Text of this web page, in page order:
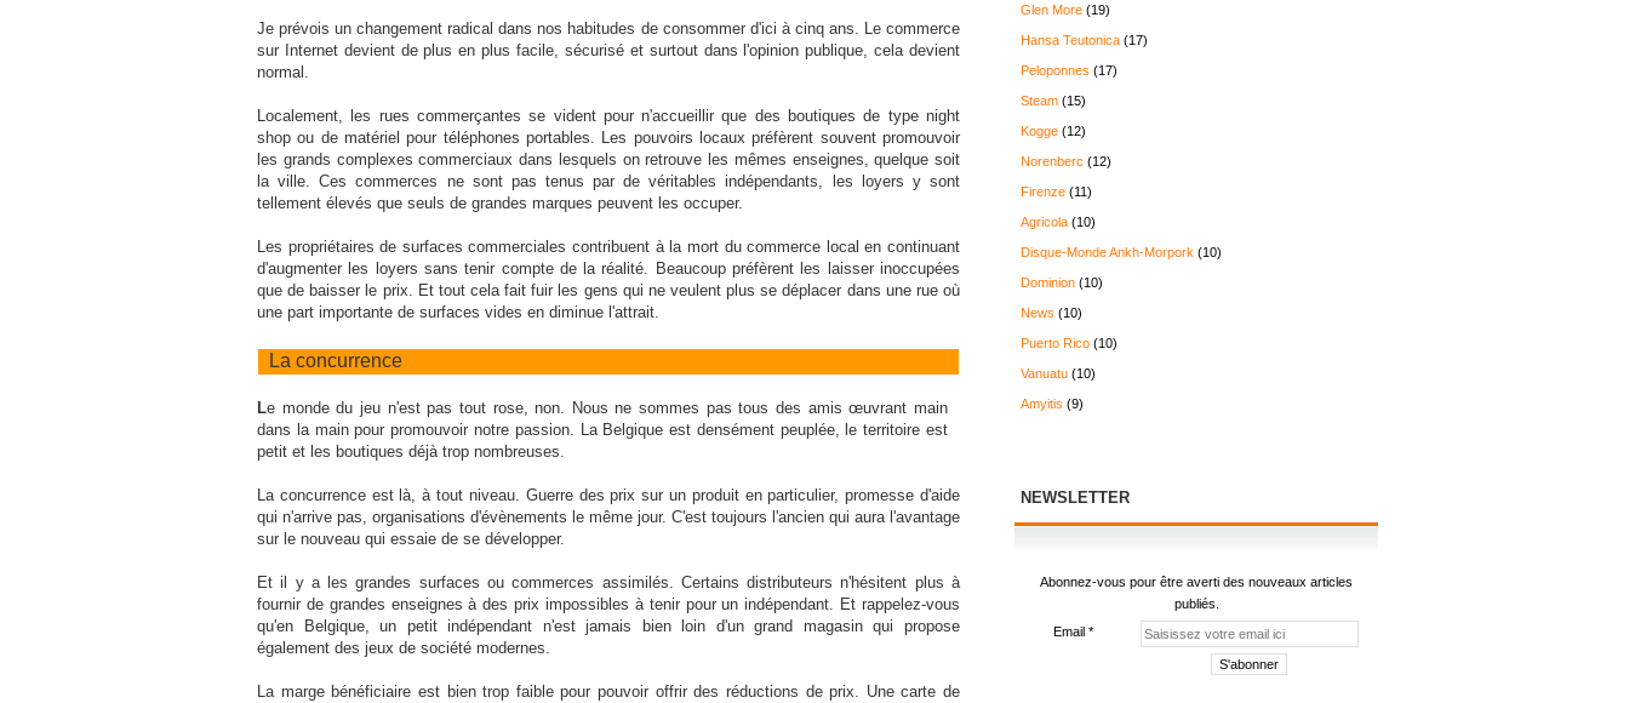
Je prévois un changement radical dans nos habitudes de consommer d'ici à cinq ans. Le commerce
sur Internet devient de plus en plus facile, sécurisé et surtout dans l'opinion publique, cela devient
normal.
Localement, les rues commerçantes se vident pour n'accueillir que des boutiques de type night
shop ou de matériel pour téléphones portables. Les pouvoirs locaux préfèrent souvent promouvoir
les grands complexes commerciaux dans lesquels on retrouve les mêmes enseignes, quelque soit
la ville. Ces commerces ne sont pas tenus par de véritables indépendants, les loyers y sont
tellement élevés que seuls de grandes marques peuvent les occuper.
Les propriétaires de surfaces commerciales contribuent à la mort du commerce local en continuant
d'augmenter les loyers sans tenir compte de la réalité. Beaucoup préfèrent les laisser inoccupées
que de baisser le prix. Et tout cela fait fuir les gens qui ne veulent plus se déplacer dans une rue où
une part importante de surfaces vides en diminue l'attrait.
La concurrence
Le monde du jeu n'est pas tout rose, non. Nous ne sommes pas tous des amis œuvrant main
dans la main pour promouvoir notre passion. La Belgique est densément peuplée, le territoire est
petit et les boutiques déjà trop nombreuses.
La concurrence est là, à tout niveau. Guerre des prix sur un produit en particulier, promesse d'aide
qui n'arrive pas, organisations d'évènements le même jour. C'est toujours l'ancien qui aura l'avantage
sur le nouveau qui essaie de se développer.
Et il y a les grandes surfaces ou commerces assimilés. Certains distributeurs n'hésitent plus à
fournir de grandes enseignes à des prix impossibles à tenir pour un indépendant. Et rappelez-vous
qu'en Belgique, un petit indépendant n'est jamais bien loin d'un grand magasin qui propose
également des jeux de société modernes.
La marge bénéficiaire est bien trop faible pour pouvoir offrir des réductions de prix. Une carte de
Glen More (19)
Hansa Teutonica (17)
Peloponnes (17)
Steam (15)
Kogge (12)
Norenberc (12)
Firenze (11)
Agricola (10)
Disque-Monde Ankh-Morpork (10)
Dominion (10)
News (10)
Puerto Rico (10)
Vanuatu (10)
Amyitis (9)
NEWSLETTER
Abonnez-vous pour être averti des nouveaux articles
publiés.
Email